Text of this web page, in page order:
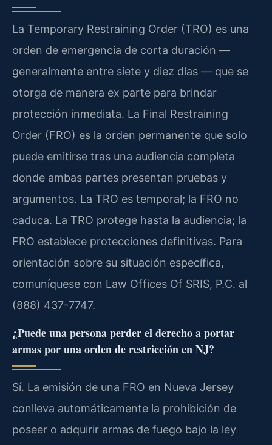
La Temporary Restraining Order (TRO) es una
orden de emergencia de corta duración —
generalmente entre siete y diez días — que se
otorga de manera ex parte para brindar
protección inmediata. La Final Restraining
Order (FRO) es la orden permanente que solo
puede emitirse tras una audiencia completa
donde ambas partes presentan pruebas y
argumentos. La TRO es temporal; la FRO no
caduca. La TRO protege hasta la audiencia; la
FRO establece protecciones definitivas. Para
orientación sobre su situación específica,
comuníquese con Law Offices Of SRIS, P.C. al
(888) 437-7747.
¿Puede una persona perder el derecho a portar
armas por una orden de restricción en NJ?
Sí. La emisión de una FRO en Nueva Jersey
conlleva automáticamente la prohibición de
poseer o adquirir armas de fuego bajo la ley